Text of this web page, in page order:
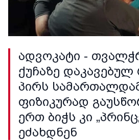
ადვოკატი -
ქუჩაზე დაკავებულ
პირს
ფიზიკურად
ერთ ბიჭს კი
ეძახდნენ